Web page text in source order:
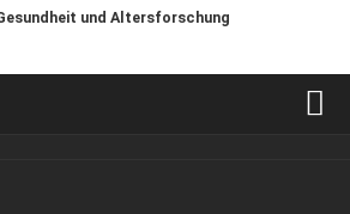
und Altersforschung